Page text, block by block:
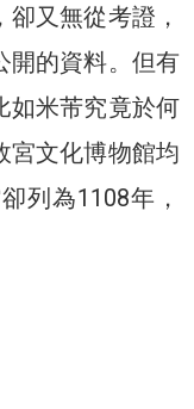
又無從考證，
開的資料。但有
如米芾究竟於何
宮文化博物館均
列為1108年，